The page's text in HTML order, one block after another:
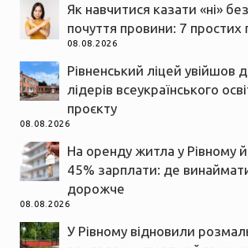
Як навчитися казати «ні»
почуття провини: 7 простих
08.08.2026
Рівненський ліцей увійшов
лідерів всеукраїнського
проєкту
08.08.2026
На оренду житла у Рівному
45% зарплати: де
дорожче
08.08.2026
У Рівному відновили